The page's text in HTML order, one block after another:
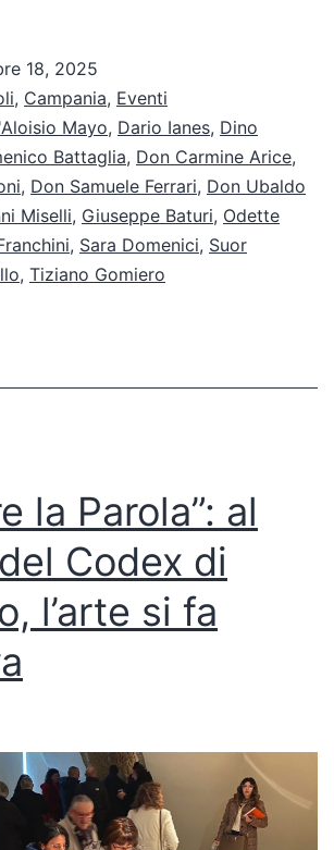
18, 2025
, Campania, Eventi
Mayo, Dario Ianes, Dino
Battaglia, Don Carmine Arice,
, Don Samuele Ferrari, Don Ubaldo
Miselli, Giuseppe Baturi, Odette
, Sara Domenici, Suor
, Tiziano Gomiero
la Parola”: al
Codex di
l’arte si fa